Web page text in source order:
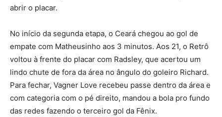
abrir o placar.
No início da segunda etapa, o Ceará chegou ao gol de
empate com Matheusinho aos 3 minutos. Aos 21, o Retrô
voltou à frente do placar com Radsley, que acertou um
lindo chute de fora da área no ângulo do goleiro Richard.
Para fechar, Vagner Love recebeu passe dentro da área e
com categoria com o pé direito, mandou a bola pro fundo
das redes fazendo o terceiro gol da Fênix.